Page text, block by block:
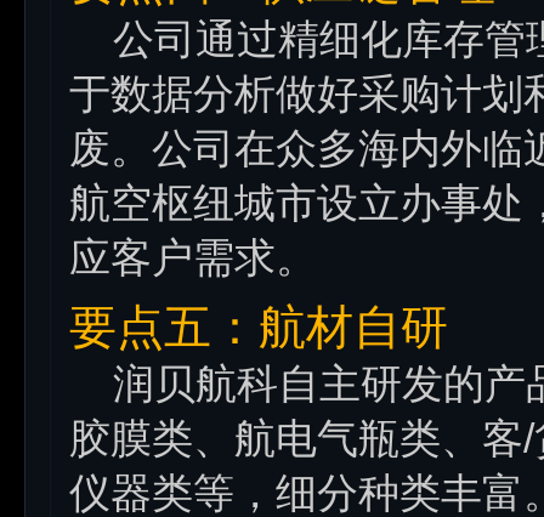
公司通过精细化库存管
于数据分析做好采购计划
废。公司在众多海内外
航空枢纽城市设立办事处
应客户需求。
要点五：航材自研
润贝航科自主研发的产
胶膜类、航电气瓶类、
仪器类等，细分种类丰富